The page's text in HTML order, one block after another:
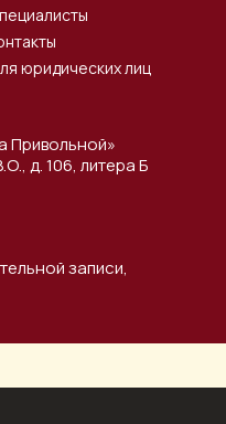
юридических лиц
Привольной»
д. 106, литера Б
записи,